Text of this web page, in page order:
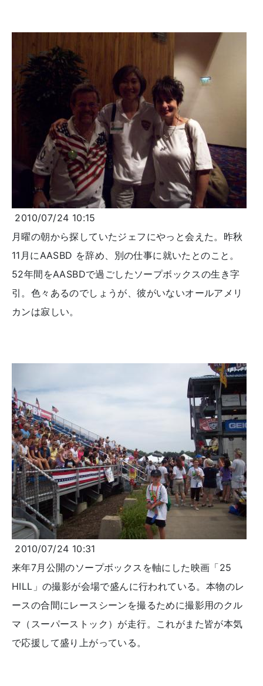
2010/07/24 10:15
月曜の朝から探していたジェフにやっと会えた。昨秋
11月にAASBD を辞め、別の仕事に就いたとのこと。
52年間をAASBDで過ごしたソープボックスの生き字
引。色々あるのでしょうが、彼がいないオールアメリ
カンは寂しい。
2010/07/24 10:31
来年7月公開のソープボックスを軸にした映画「25
HILL」の撮影が会場で盛んに行われている。本物のレ
ースの合間にレースシーンを撮るために撮影用のクル
マ（スーパーストック）が走行。これがまた皆が本気
で応援して盛り上がっている。